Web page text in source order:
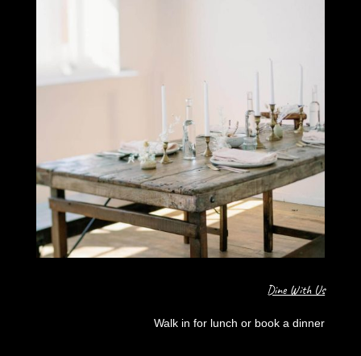
Dine With Us
Walk in for lunch or book a dinner